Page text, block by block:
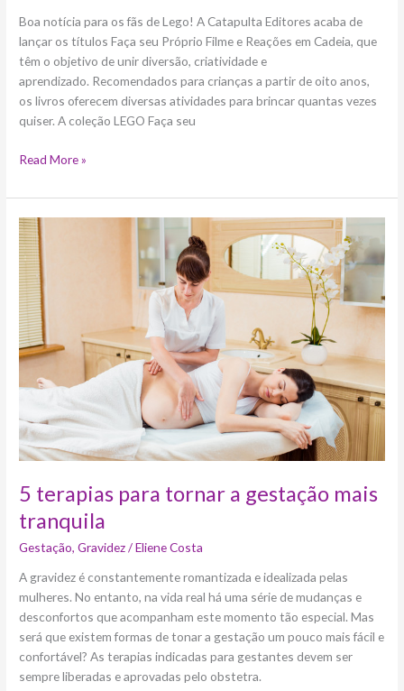
Boa notícia para os fãs de Lego! A Catapulta Editores acaba de
lançar os títulos Faça seu Próprio Filme e Reações em Cadeia, que
têm o objetivo de unir diversão, criatividade e
aprendizado. Recomendados para crianças a partir de oito anos,
os livros oferecem diversas atividades para brincar quantas vezes
quiser. A coleção LEGO Faça seu
Read More »
5 terapias para tornar a gestação mais
tranquila
Gestação,Gravidez/Eliene Costa
A gravidez é constantemente romantizada e idealizada pelas
mulheres. No entanto, na vida real há uma série de mudanças e
desconfortos que acompanham este momento tão especial. Mas
será que existem formas de tonar a gestação um pouco mais fácil e
confortável? As terapias indicadas para gestantes devem ser
sempre liberadas e aprovadas pelo obstetra.
5
terapias
para
tornar
a
gestação
mais
tranquila